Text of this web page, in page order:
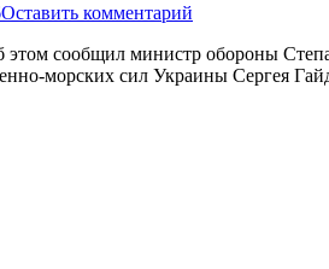
Оставить комментарий
сообщил министр обороны
морских сил Украины Сергея